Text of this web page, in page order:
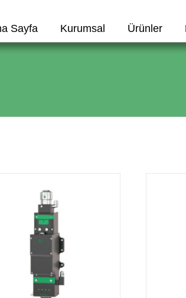
Sayfa Kurumsal Ürünler